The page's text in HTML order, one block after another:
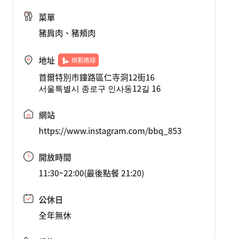
菜單
豬肩肉、豬頰肉
地址 規劃路線
首爾特別市鐘路區仁寺洞12街16
서울특별시 종로구 인사동12길 16
網站
https://www.instagram.com/bbq_853
開放時間
11:30~22:00(最後點餐 21:20)
公休日
全年無休